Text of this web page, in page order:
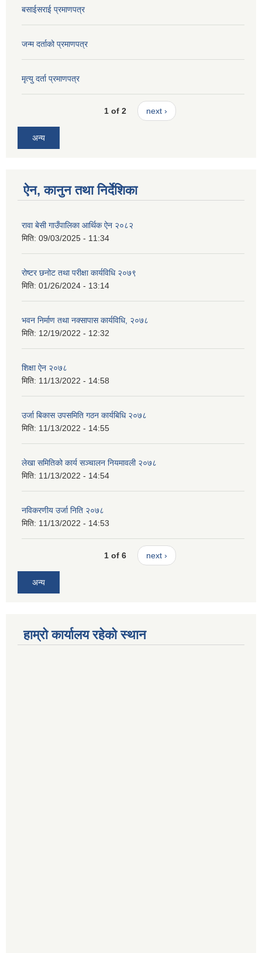
बसाईसराई प्रमाणपत्र
जन्म दर्ताको प्रमाणपत्र
मृत्यु दर्ता प्रमाणपत्र
1 of 2 next ›
अन्य
ऐन, कानुन तथा निर्देशिका
रावा बेसी गाउँपालिका आर्थिक ऐन २०८२
मिति: 09/03/2025 - 11:34
रोष्टर छनोट तथा परीक्षा कार्यविधि २०७९
मिति: 01/26/2024 - 13:14
भवन निर्माण तथा नक्सापास कार्यविधि, २०७८
मिति: 12/19/2022 - 12:32
शिक्षा ऐन २०७८
मिति: 11/13/2022 - 14:58
उर्जा बिकास उपसमिति गठन कार्यबिधि २०७८
मिति: 11/13/2022 - 14:55
लेखा समितिको कार्य सञ्चालन नियमावली २०७८
मिति: 11/13/2022 - 14:54
नविकरणीय उर्जा निति २०७८
मिति: 11/13/2022 - 14:53
1 of 6 next ›
अन्य
हाम्रो कार्यालय रहेको स्थान